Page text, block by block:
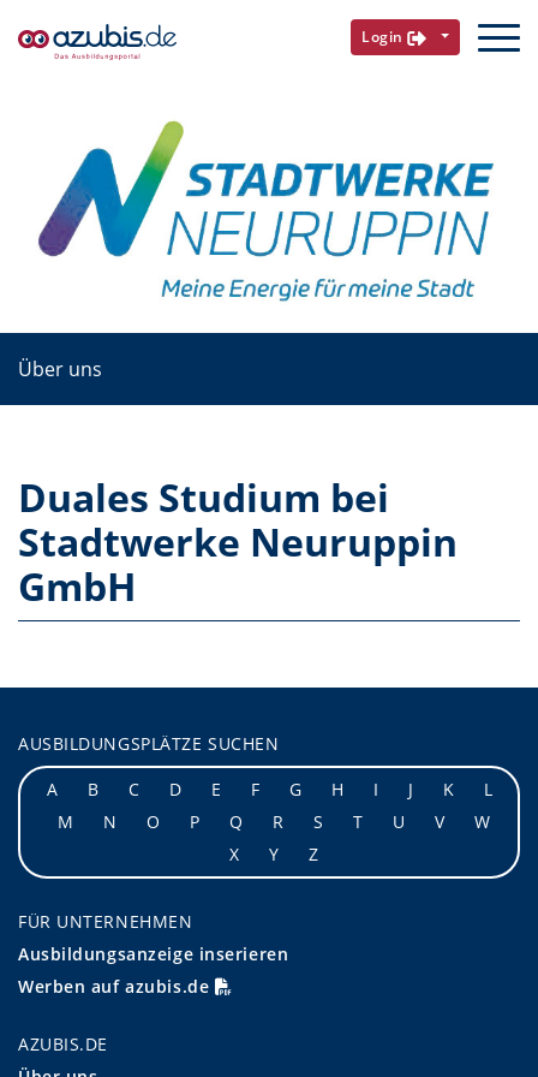
Login
Über uns
Duales Studium bei
Stadtwerke Neuruppin
GmbH
AUSBILDUNGSPLÄTZE SUCHEN
A
B C D E F G H I J K
L
M
N O P Q R S T U V
W
X
Y Z
FÜR UNTERNEHMEN
Ausbildungsanzeige inserieren
Werben auf azubis.de
AZUBIS.DE